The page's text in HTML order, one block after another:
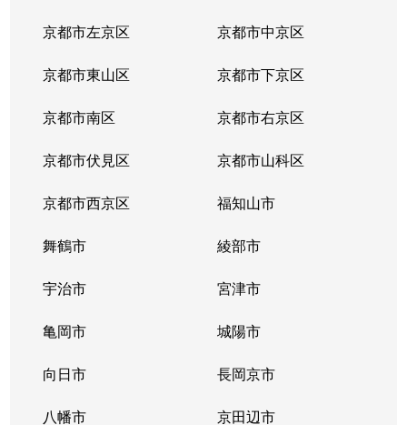
京都市左京区 京都市中京区
京都市東山区 京都市下京区
京都市南区 京都市右京区
京都市伏見区 京都市山科区
京都市西京区 福知山市
舞鶴市 綾部市
宇治市 宮津市
亀岡市 城陽市
向日市 長岡京市
八幡市 京田辺市